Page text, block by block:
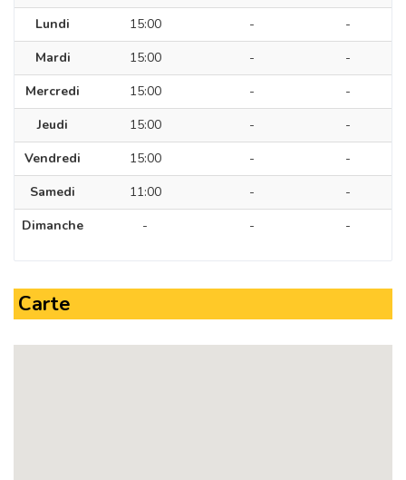
Lundi
15:00 -
-
Mardi
15:00 -
-
Mercredi
15:00 -
-
Jeudi
15:00 -
-
Vendredi
15:00 -
-
Samedi
11:00 -
-
Dimanche
- - -
Carte